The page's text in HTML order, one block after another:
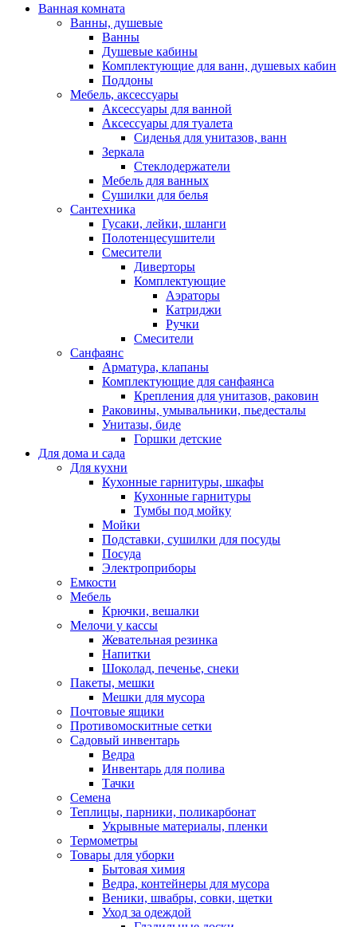
Ванная комната
Ванны, душевые
Ванны
Душевые кабины
Комплектующие для ванн, душевых кабин
Поддоны
Мебель, аксессуары
Аксессуары для ванной
Аксессуары для туалета
Сиденья для унитазов, ванн
Зеркала
Стеклодержатели
Мебель для ванных
Сушилки для белья
Сантехника
Гусаки, лейки, шланги
Полотенцесушители
Смесители
Диверторы
Комплектующие
Аэраторы
Катриджи
Ручки
Смесители
Санфаянс
Арматура, клапаны
Комплектующие для санфаянса
Крепления для унитазов, раковин
Раковины, умывальники, пьедесталы
Унитазы, биде
Горшки детские
Для дома и сада
Для кухни
Кухонные гарнитуры, шкафы
Кухонные гарнитуры
Тумбы под мойку
Мойки
Подставки, сушилки для посуды
Посуда
Электроприборы
Емкости
Мебель
Крючки, вешалки
Мелочи у кассы
Жевательная резинка
Напитки
Шоколад, печенье, снеки
Пакеты, мешки
Мешки для мусора
Почтовые ящики
Противомоскитные сетки
Садовый инвентарь
Ведра
Инвентарь для полива
Тачки
Семена
Теплицы, парники, поликарбонат
Укрывные материалы, пленки
Термометры
Товары для уборки
Бытовая химия
Ведра, контейнеры для мусора
Веники, швабры, совки, щетки
Уход за одеждой